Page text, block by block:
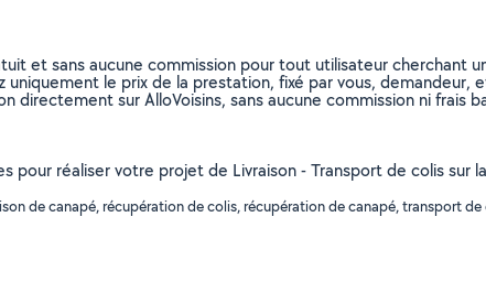
et sans aucune commission pour tout utilisateur cherchant
le prix de la prestation, fixé par vous, demandeur,
directement sur AlloVoisins, sans aucune commission ni frais
pour réaliser votre projet de Livraison - Transport de colis
de canapé, récupération de colis, récupération de canapé, transport